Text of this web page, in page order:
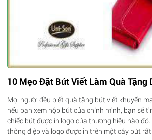
10 Mẹo Đặt Bút Viết Làm Quà Tặng
Mọi người đều biết quà tặng bút viết khuyến
nếu bạn xem hộp bút của chính mình, bạn sẽ
chiếc bút được in logo của thương hiệu nào
thông điệp và logo được in trên một cây bút